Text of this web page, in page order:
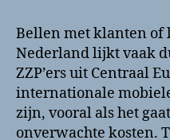
Bellen met klanten of
Nederland lijkt vaak
ZZP’ers uit Centraal
internationale
zijn, vooral als het
onverwachte kosten.